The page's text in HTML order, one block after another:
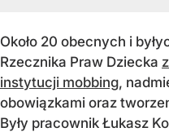
Około 20 obecnych i
Rzecznika Praw Dziecka
instytucji mobbing,
obowiązkami oraz
Były pracownik Łukasz